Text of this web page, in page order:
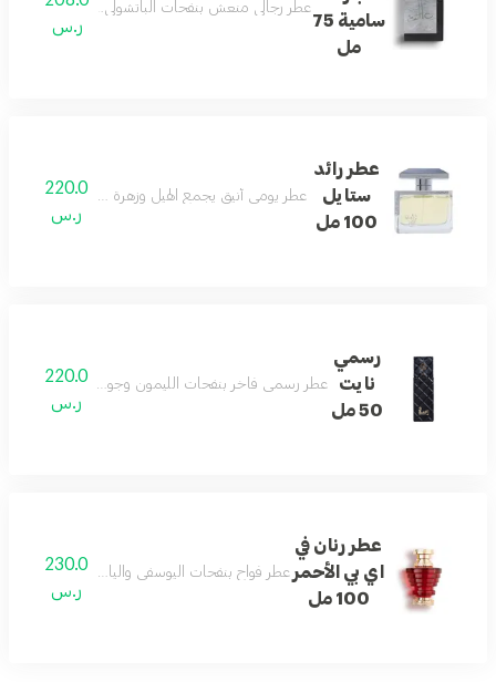
سامية 75
مل
عطر رجالي منعش بنفحات الباتشولي والحمضيات وخشب
ر.س
عطر رائد
ستايل
100 مل
عطر يومي أنيق يجمع الهيل وزهرة البرتقال والفلفل
220.0
ر.س
رسمي
نايت
50 مل
عطر رسمي فاخر بنفحات الليمون وجوزة الطيب220.0
ر.س
عطر رنان في
اي بي الأحمر
100 مل
عطر فواح بنفحات اليوسفي والياسمين والمسك
230.0
ر.س